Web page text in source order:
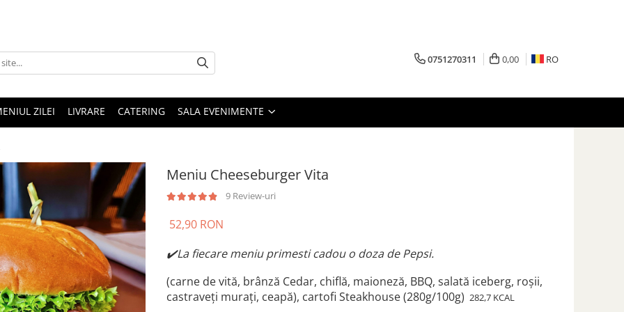
0751270311 0,00 RO
ZILEI LIVRARE CATERING SALA EVENIMENTE
Meniu Cheeseburger Vita
9 Review-uri
52,90 RON
✔️La fiecare meniu primesti cadou o doza de Pepsi.
(carne de vită, brânză Cedar, chiflă, maioneză, BBQ, salată iceberg, roșii,
castraveți murați, ceapă), cartofi Steakhouse (280g/100g) 282,7 KCAL